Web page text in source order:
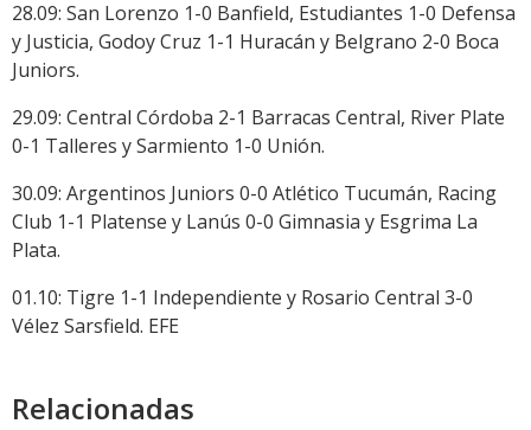
28.09: San Lorenzo 1-0 Banfield, Estudiantes 1-0 Defensa
y Justicia, Godoy Cruz 1-1 Huracán y Belgrano 2-0 Boca
Juniors.
29.09: Central Córdoba 2-1 Barracas Central, River Plate
0-1 Talleres y Sarmiento 1-0 Unión.
30.09: Argentinos Juniors 0-0 Atlético Tucumán, Racing
Club 1-1 Platense y Lanús 0-0 Gimnasia y Esgrima La
Plata.
01.10: Tigre 1-1 Independiente y Rosario Central 3-0
Vélez Sarsfield. EFE
Relacionadas